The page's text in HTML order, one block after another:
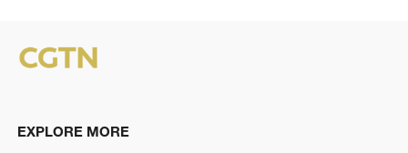
EXPLORE MORE